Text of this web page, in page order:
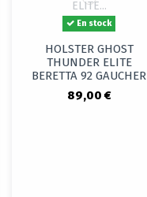
En stock
HOLSTER GHOST
THUNDER ELITE
BERETTA 92 GAUCHER
89,00 €